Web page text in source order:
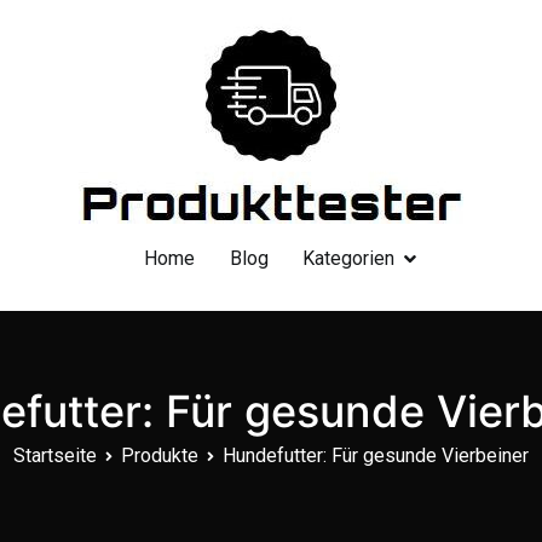
Home Blog Kategorien
Für gesunde
Startseite Produkte Hundefutter: Für gesunde Vierbeiner